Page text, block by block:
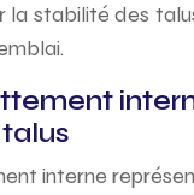
la stabilité des
interne